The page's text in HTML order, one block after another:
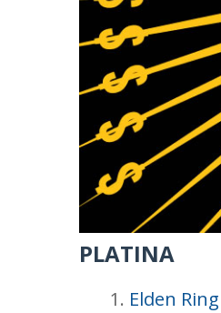
PLATINA
Elden Ring